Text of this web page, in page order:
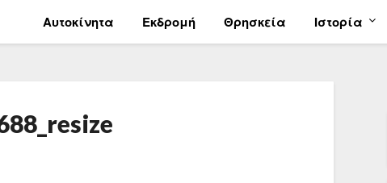
Αυτοκίνητα Εκδρομή Θρησκεία Ιστορία